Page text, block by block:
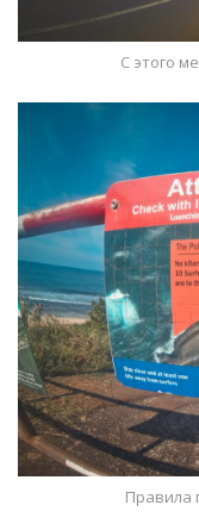
С этого
Правила